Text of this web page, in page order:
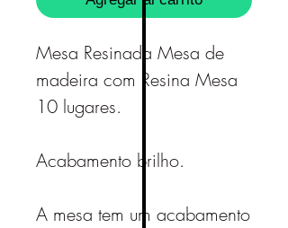
Mesa Resinada Mesa de
madeira com Resina Mesa
10 lugares.
Acabamento brilho.
A mesa tem um acabamento